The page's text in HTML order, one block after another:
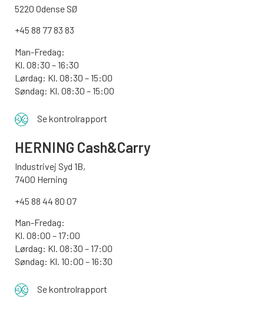
5220 Odense SØ
+45 88 77 83 83
Man-Fredag:
Kl. 08:30 – 16:30
Lørdag: Kl. 08:30 – 15:00
Søndag: Kl. 08:30 – 15:00
Se kontrolrapport
HERNING Cash&Carry
Industrivej Syd 1B,
7400 Herning
+45 88 44 80 07
Man-Fredag:
Kl. 08:00 – 17:00
Lørdag: Kl. 08:30 – 17:00
Søndag: Kl. 10:00 – 16:30
Se kontrolrapport